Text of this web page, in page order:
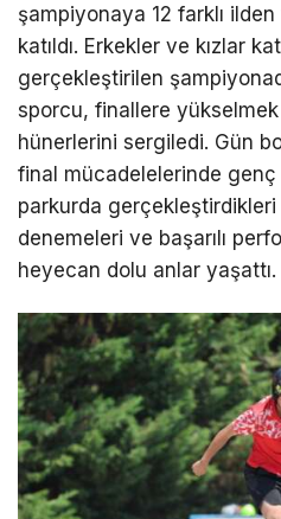
şampiyonaya 12 farklı
katıldı. Erkekler ve kızlar
gerçekleştirilen
sporcu, finallere
hünerlerini sergiledi. Gün
final mücadelelerinde
parkurda
denemeleri ve başarılı
heyecan dolu anlar yaşattı.